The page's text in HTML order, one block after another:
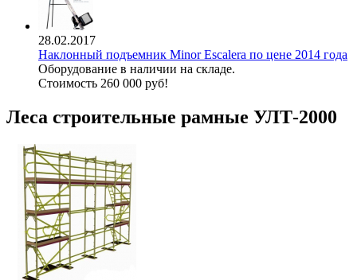
28.02.2017
Наклонный подъемник Minor Escalera по цене 2014 года
Оборудование в наличии на складе.
Стоимость 260 000 руб!
Леса строительные рамные УЛТ-2000